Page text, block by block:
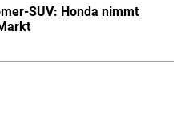
SUV: Honda nimmt